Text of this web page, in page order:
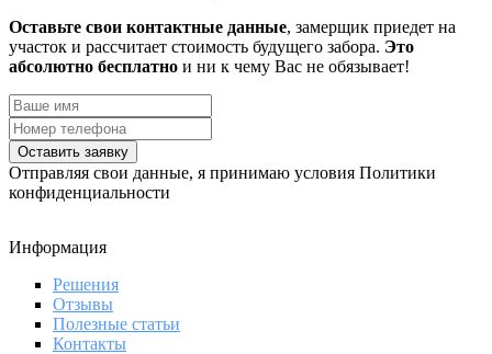
Оставьте свои контактные данные, замерщик приедет на
участок и рассчитает стоимость будущего забора. Это
абсолютно бесплатно и ни к чему Вас не обязывает!
Оставить заявку
Отправляя свои данные, я принимаю условия Политики
конфиденциальности
Информация
Решения
Отзывы
Полезные статьи
Контакты